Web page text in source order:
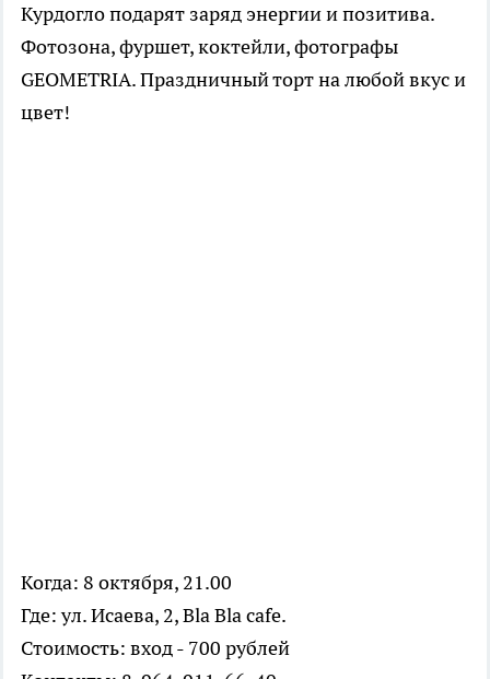
Курдогло подарят заряд энергии и позитива.
Фотозона, фуршет, коктейли, фотографы
GEOMETRIA. Праздничный торт на любой вкус и
цвет!
Когда: 8 октября, 21.00
Где: ул. Исаева, 2, Bla Bla cafe.
Стоимость: вход - 700 рублей